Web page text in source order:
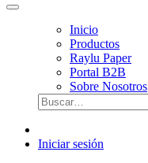
Inicio
Productos
Raylu Paper
Portal B2B
Sobre Nosotros
Iniciar sesión